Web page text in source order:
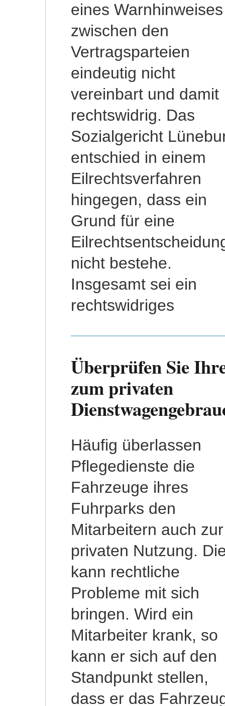
eines Warnhinweises
zwischen den
Vertragsparteien
eindeutig nicht
vereinbart und damit
rechtswidrig. Das
Sozialgericht
entschied in einem
Eilrechtsverfahren
hingegen, dass ein
Grund für eine
nicht bestehe.
Insgesamt sei ein
rechtswidriges
Hauptsacheverfahren,
also dem
Klagverfahren,
eingehender geprüft
werden müsse, ob die
Suchfunktion des AOK
noch andere Kriterien
unterstützten müsse
um so der Vielfalt der
vereinbarten
Überprüfen Sie
zum privaten
Häufig überlassen
Pflegedienste die
Fahrzeuge ihres
Fuhrparks den
Mitarbeitern auch zur
privaten Nutzung.
kann rechtliche
Probleme mit sich
bringen. Wird ein
Mitarbeiter krank, so
kann er sich auf den
Standpunkt stellen,
dass er das
Nutzungsentschädigung
erfolgt
folgendermaßen: Der
Mitarbeiter, der den
Dienstwagen auch zur
privaten
überlassen erhält
versteuert den
geldwerten Vorteil für
diese Nutzung. Der
beträgt immer 1 % des
Bruttolistenpreises des
Fahrzeuges. Wenn